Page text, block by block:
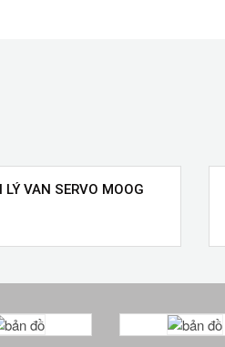
LÝ VAN SERVO MOOG